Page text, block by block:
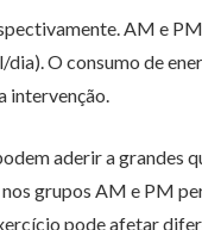
AM e
O consumo de
intervenção.
aderir a grandes
grupos AM e PM
pode afetar